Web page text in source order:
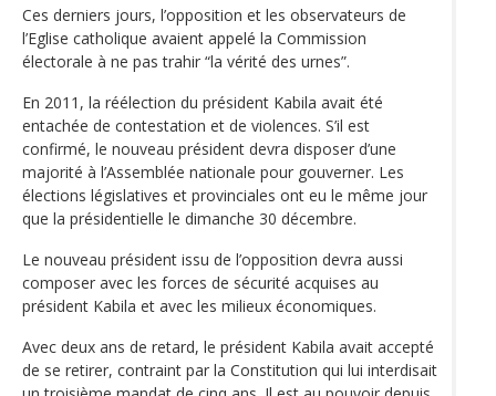
Ces derniers jours, l’opposition et les observateurs de
l’Eglise catholique avaient appelé la Commission
électorale à ne pas trahir “la vérité des urnes”.
En 2011, la réélection du président Kabila avait été
entachée de contestation et de violences. S’il est
confirmé, le nouveau président devra disposer d’une
majorité à l’Assemblée nationale pour gouverner. Les
élections législatives et provinciales ont eu le même jour
que la présidentielle le dimanche 30 décembre.
Le nouveau président issu de l’opposition devra aussi
composer avec les forces de sécurité acquises au
président Kabila et avec les milieux économiques.
Avec deux ans de retard, le président Kabila avait accepté
de se retirer, contraint par la Constitution qui lui interdisait